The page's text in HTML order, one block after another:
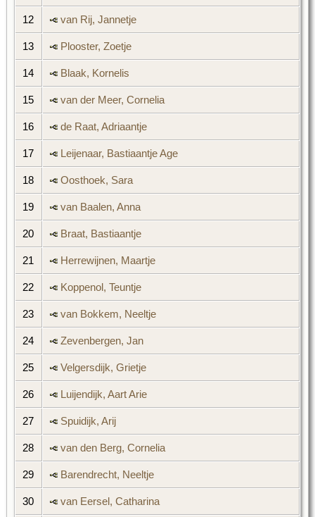
12 van Rij, Jannetje
13 Plooster, Zoetje
14 Blaak, Kornelis
15 van der Meer, Cornelia
16 de Raat, Adriaantje
17 Leijenaar, Bastiaantje Age
18 Oosthoek, Sara
19 van Baalen, Anna
20 Braat, Bastiaantje
21 Herrewijnen, Maartje
22 Koppenol, Teuntje
23 van Bokkem, Neeltje
24 Zevenbergen, Jan
25 Velgersdijk, Grietje
26 Luijendijk, Aart Arie
27 Spuidijk, Arij
28 van den Berg, Cornelia
29 Barendrecht, Neeltje
30 van Eersel, Catharina